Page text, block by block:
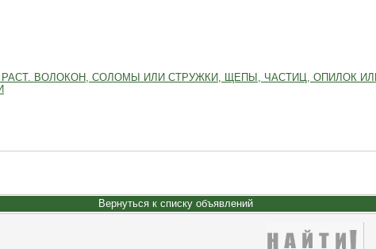
РАСТ. ВОЛОКОН, СОЛОМЫ ИЛИ СТРУЖКИ, ЩЕПЫ, ЧАСТИЦ, ОПИЛОК
Вернуться к списку объявлений